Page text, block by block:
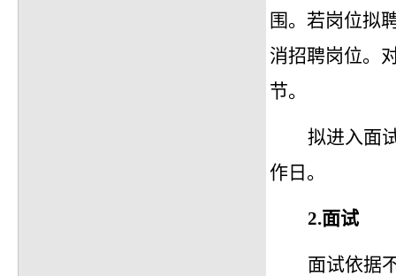
围。若岗位拟
消招聘岗位。
节。
拟进入面
作日。
2.面试
面试依据